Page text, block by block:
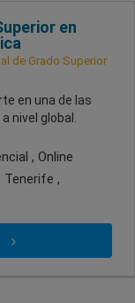
en
de Grado Superior
en una de las
nivel global.
, Online
Tenerife ,